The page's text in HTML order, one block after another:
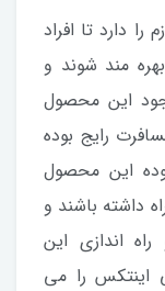
دارد تا افراد
مند شوند و
این محصول
رایج بوده
این محصول
داشته باشند و
اندازی این
اینتکس را می